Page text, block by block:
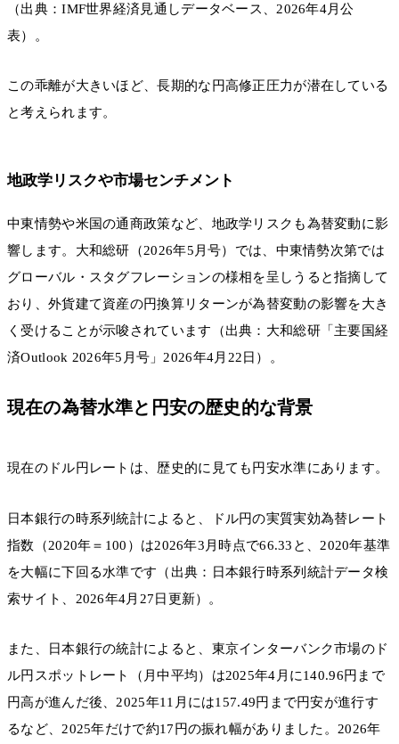
（出典：IMF世界経済見通しデータベース、2026年4月公
表）。
この乖離が大きいほど、長期的な円高修正圧力が潜在している
と考えられます。
地政学リスクや市場センチメント
中東情勢や米国の通商政策など、地政学リスクも為替変動に影
響します。大和総研（2026年5月号）では、中東情勢次第では
グローバル・スタグフレーションの様相を呈しうると指摘して
おり、外貨建て資産の円換算リターンが為替変動の影響を大き
く受けることが示唆されています（出典：大和総研「主要国経
済Outlook 2026年5月号」2026年4月22日）。
現在の為替水準と円安の歴史的な背景
現在のドル円レートは、歴史的に見ても円安水準にあります。
日本銀行の時系列統計によると、ドル円の実質実効為替レート
指数（2020年＝100）は2026年3月時点で66.33と、2020年基準
を大幅に下回る水準です（出典：日本銀行時系列統計データ検
索サイト、2026年4月27日更新）。
また、日本銀行の統計によると、東京インターバンク市場のド
ル円スポットレート（月中平均）は2025年4月に140.96円まで
円高が進んだ後、2025年11月には157.49円まで円安が進行す
るなど、2025年だけで約17円の振れ幅がありました。2026年